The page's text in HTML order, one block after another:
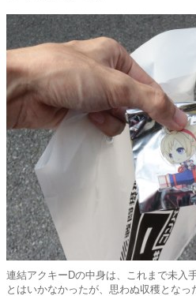
連結アクキーDの中身は、これまで未入
とはいかなかったが、思わぬ収穫となっ